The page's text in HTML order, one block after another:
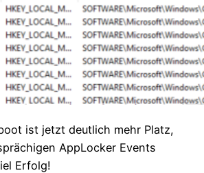
ist jetzt deutlich mehr Platz,
AppLocker Events
Erfolg!